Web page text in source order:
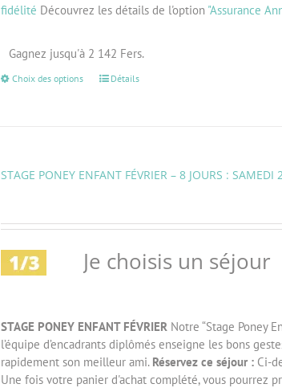
fidélité Découvrez les détails de l'option "Assurance
Gagnez jusqu'à 2 142 Fers.
Choix des options Détails
STAGE PONEY ENFANT FÉVRIER – 8 JOURS :
Je choisis un séjour
STAGE PONEY ENFANT FÉVRIERNotre “Stage Poney
l’équipe d’encadrants diplômés enseigne les bons
rapidement son meilleur ami. Réservez ce séjour :Ci-
Une fois votre panier d'achat complété, vous pourrez